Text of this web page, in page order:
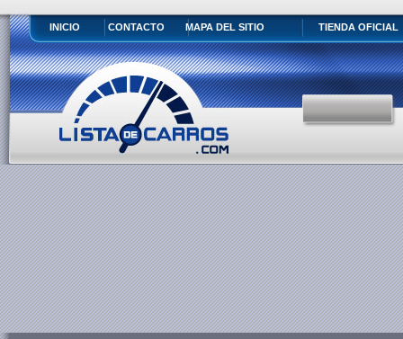
INICIO CONTACTO MAPA DEL SITIO TIENDA OFICIAL